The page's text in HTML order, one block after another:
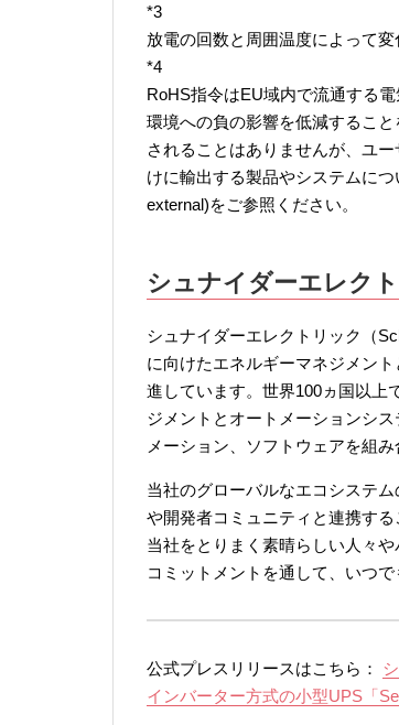
*3
放電の回数と周囲温度によって
*4
RoHS指令はEU域内で流通する
環境への負の影響を低減するこ
されることはありませんが、ユ
けに輸出する製品やシステムに
external)をご参照ください。
シュナイダーエレク
シュナイダーエレクトリック（
に向けたエネルギーマネジメン
進しています。世界100ヵ国以上
ジメントとオートメーションシ
メーション、ソフトウェアを組
当社のグローバルなエコシステ
や開発者コミュニティと連携す
当社をとりまく素晴らしい人々
コミットメントを通して、いつ
公式プレスリリースはこちら：
インバーター方式の小型UPS「